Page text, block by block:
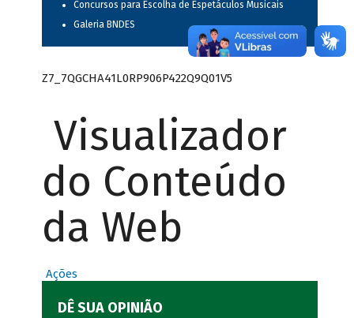
Concursos para Escolha de Espetáculos Musicais
Galeria BNDES
Z7_7QGCHA41L0RP906P422Q9Q01V5
Visualizador
do Conteúdo
da Web
Ações
DÊ SUA OPINIÃO